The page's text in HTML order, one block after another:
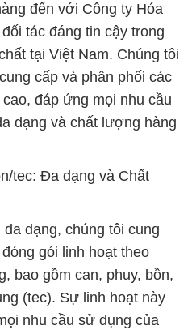
đến với Công ty Hóa
tác đáng tin cậy trong
tại Việt Nam. Chúng tôi
cấp và phân phối các
đáp ứng mọi nhu cầu
dạng và chất lượng hàng
tec: Đa dạng và Chất
dạng, chúng tôi cung
gói linh hoạt theo
bao gồm can, phuy, bồn,
(tec). Sự linh hoạt này
nhu cầu sử dụng của